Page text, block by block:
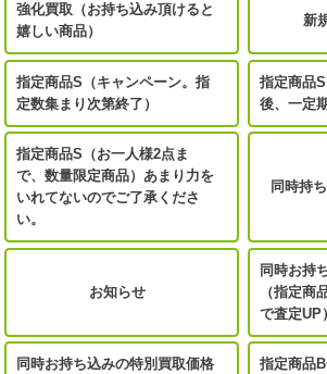
強化買取（お持ち込み頂けると
嬉しい商品）
新
指定商品S（キャンペーン。指
定数集まり次第終了）
指定商品
後、一定
指定商品S（お一人様2点ま
で、数量限定商品）あまり力を
いれてないのでご了承くださ
い。
同時持
お知らせ
同時お持
（指定商
で査定UP）
同時お持ち込みの特別買取価格
指定商品